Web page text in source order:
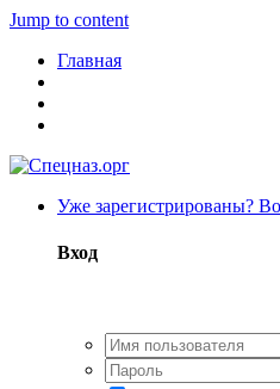
Jump to content
Главная
Уже зарегистрированы?
Вход